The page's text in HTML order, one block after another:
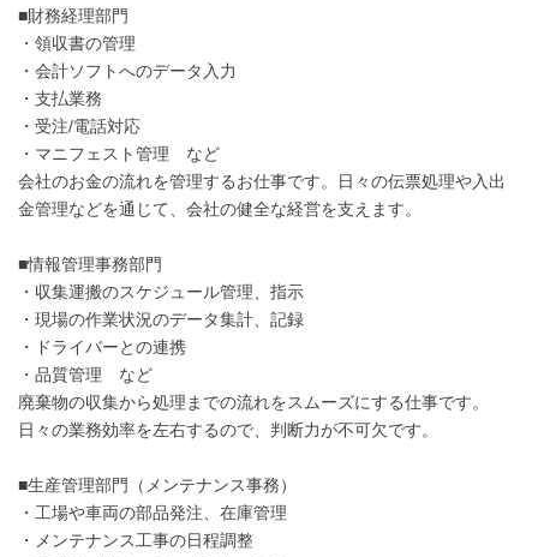
■財務経理部門
・領収書の管理
・会計ソフトへのデータ入力
・支払業務
・受注/電話対応
・マニフェスト管理 など
会社のお金の流れを管理するお仕事です。日々の伝票処理や入出
金管理などを通じて、会社の健全な経営を支えます。
■情報管理事務部門
・収集運搬のスケジュール管理、指示
・現場の作業状況のデータ集計、記録
・ドライバーとの連携
・品質管理 など
廃棄物の収集から処理までの流れをスムーズにする仕事です。
日々の業務効率を左右するので、判断力が不可欠です。
■生産管理部門（メンテナンス事務）
・工場や車両の部品発注、在庫管理
・メンテナンス工事の日程調整